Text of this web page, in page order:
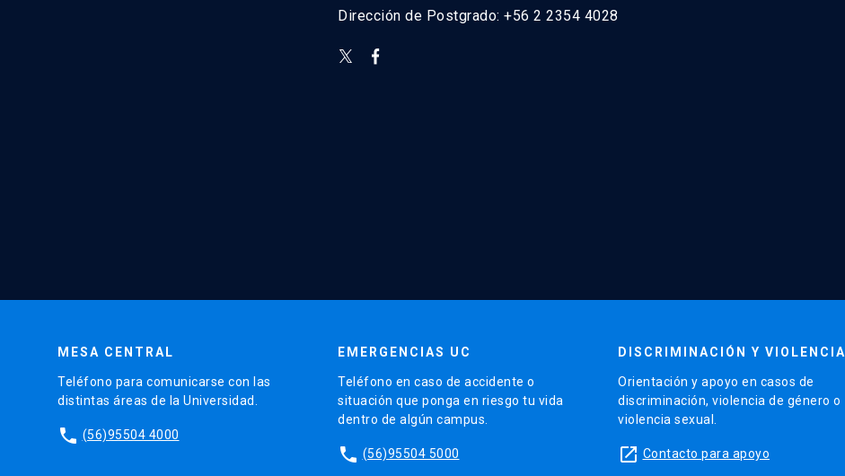
Dirección de Postgrado: +56 2 2354 4028
MESA CENTRAL
Teléfono para comunicarse con las
distintas áreas de la Universidad.
phone (56)95504 4000
EMERGENCIAS UC
Teléfono en caso de accidente o
situación que ponga en riesgo tu vida
dentro de algún campus.
phone (56)95504 5000
DISCRIMINACIÓN Y VIOLENCIA
Orientación y apoyo en casos de
discriminación, violencia de género o
violencia sexual.
launch Contacto para apoyo